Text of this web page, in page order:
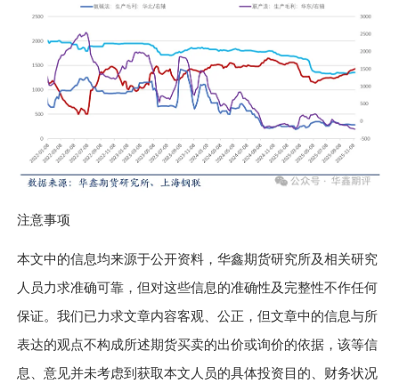
注意事项
本文中的信息均来源于公开资料，华鑫期货研究所及相关研究
人员力求准确可靠，但对这些信息的准确性及完整性不作任何
保证。我们已力求文章内容客观、公正，但文章中的信息与所
表达的观点不构成所述期货买卖的出价或询价的依据，该等信
息、意见并未考虑到获取本文人员的具体投资目的、财务状况